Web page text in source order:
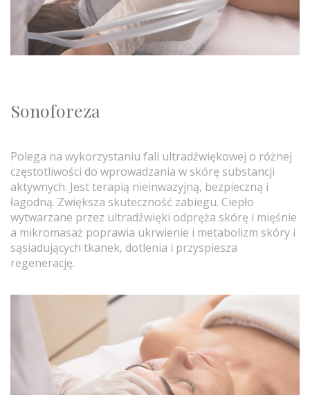
Sonoforeza
Polega na wykorzystaniu fali ultradźwiękowej o różnej
częstotliwości do wprowadzania w skórę substancji
aktywnych. Jest terapią nieinwazyjną, bezpieczną i
łagodną. Zwiększa skuteczność zabiegu. Ciepło
wytwarzane przez ultradźwięki odpręża skórę i mięśnie
a mikromasaż poprawia ukrwienie i metabolizm skóry i
sąsiadujących tkanek, dotlenia i przyspiesza
regenerację.